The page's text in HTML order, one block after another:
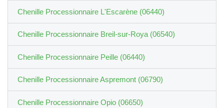
Chenille Processionnaire L'Escarène (06440)
Chenille Processionnaire Breil-sur-Roya (06540)
Chenille Processionnaire Peille (06440)
Chenille Processionnaire Aspremont (06790)
Chenille Processionnaire Opio (06650)